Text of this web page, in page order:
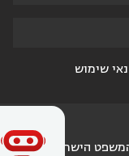
שימוש
הישראלי